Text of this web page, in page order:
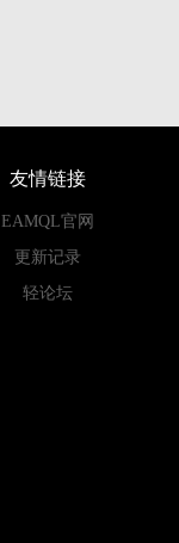
友情链接
EAMQL官网
更新记录
轻论坛